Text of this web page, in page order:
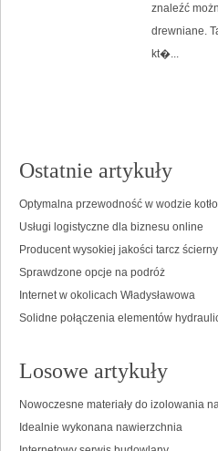
znaleźć
drewniane.
kt�...
Ostatnie artykuły
Optymalna przewodność w wodzie
Usługi logistyczne dla biznesu online
Producent wysokiej jakości tarcz
Sprawdzone opcje na podróż
Internet w okolicach Władysławowa
Solidne połączenia elementów
Losowe artykuły
Nowoczesne materiały do izolowania
Idealnie wykonana nawierzchnia